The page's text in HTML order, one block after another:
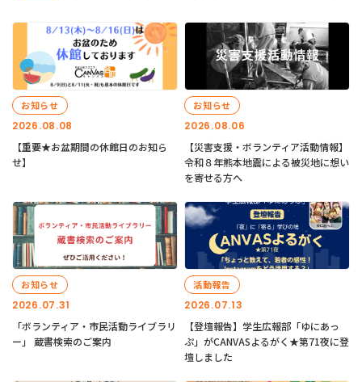
2026.08.08
お知らせ
【重要★お盆期間の休館日のお知ら
せ】
2026.08.06
お知らせ
【災害支援・ボランティア活動情報】
令和８年熊本地震による被災地に想い
を寄せる方へ
2026.07.31
お知らせ
「ボランティア・市民活動ライブラリ
ー」 蔵書検索のご案内
2026.07.13
活動報告
【登壇報告】学生広報部「ゆにあっ
ぷ」がCANVASよるがく★第71夜に登
壇しました